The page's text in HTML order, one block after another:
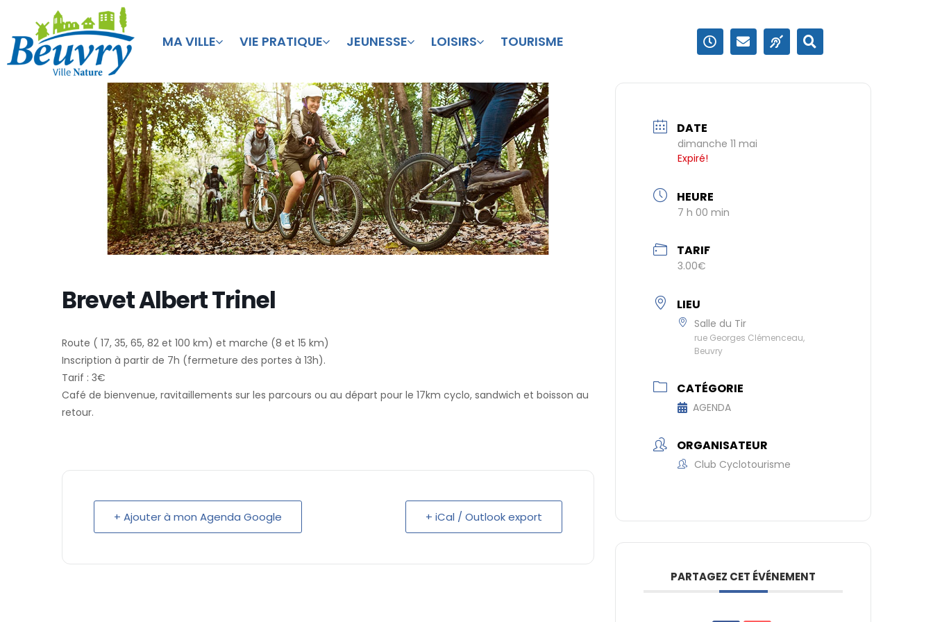
MA VILLE VIE PRATIQUE JEUNESSE LOISIRS TOURISME
Brevet Albert Trinel
Route ( 17, 35, 65, 82 et 100 km) et marche (8 et 15 km)
Inscription à partir de 7h (fermeture des portes à 13h).
Tarif : 3€
Café de bienvenue, ravitaillements sur les parcours ou au départ pour le 17km cyclo, sandwich et boisson au
retour.
+ Ajouter à mon Agenda Google + iCal / Outlook export
DATE
dimanche 11 mai
Expiré!
HEURE
7 h 00 min
TARIF
3.00€
LIEU
Salle du Tir
rue Georges Clémenceau,
Beuvry
CATÉGORIE
AGENDA
ORGANISATEUR
Club Cyclotourisme
PARTAGEZ CET ÉVÉNEMENT